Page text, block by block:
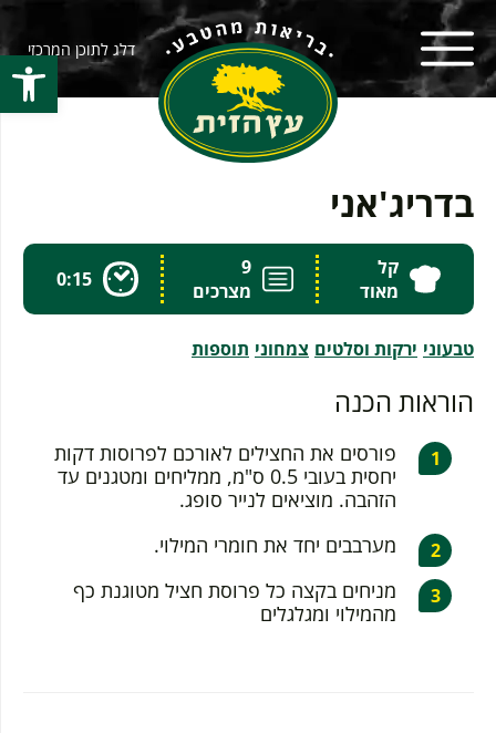
פתח
דלג לתוכן המרכזי
בדריג'אני
קל
מאוד
9
מצרכים
0:15
טבעוני ירקות וסלטים צמחוני תוספות
הוראות הכנה
פורסים את החצילים לאורכם לפרוסות דקות
יחסית בעובי 0.5 ס"מ, ממליחים ומטגנים עד
הזהבה. מוציאים לנייר סופג.
מערבבים יחד את חומרי המילוי.
מניחים בקצה כל פרוסת חציל מטוגנת כף
מהמילוי ומגלגלים